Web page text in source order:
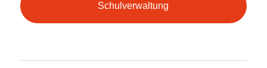
Schulverwaltung